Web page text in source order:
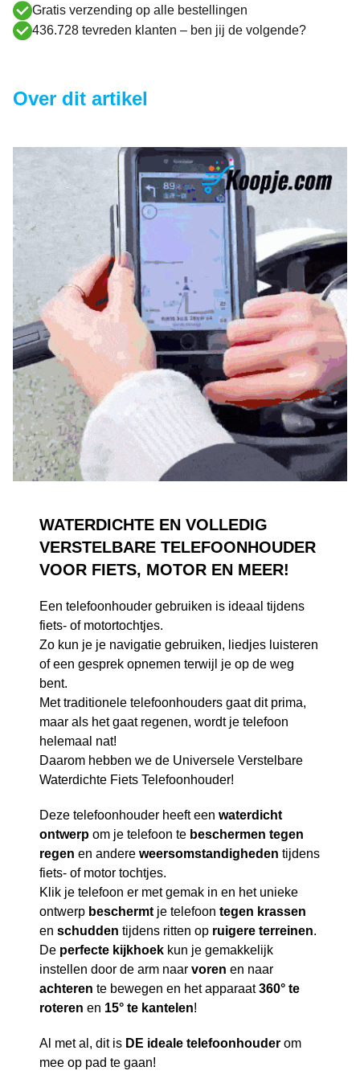
Gratis verzending op alle bestellingen
436.728 tevreden klanten – ben jij de volgende?
Over dit artikel
WATERDICHTE EN VOLLEDIG
VERSTELBARE TELEFOONHOUDER
VOOR FIETS, MOTOR EN MEER!
Een telefoonhouder gebruiken is ideaal tijdens
fiets- of motortochtjes.
Zo kun je je navigatie gebruiken, liedjes luisteren
of een gesprek opnemen terwijl je op de weg
bent.
Met traditionele telefoonhouders gaat dit prima,
maar als het gaat regenen, wordt je telefoon
helemaal nat!
Daarom hebben we de Universele Verstelbare
Waterdichte Fiets Telefoonhouder!
Deze telefoonhouder heeft eenwaterdicht
ontwerp om je telefoon te beschermen tegen
regen en andereweersomstandigheden tijdens
fiets- of motor tochtjes.
Klik je telefoon er met gemak in en het unieke
ontwerp beschermt je telefoontegen krassen
enschudden tijdens ritten op ruigere terreinen.
De perfecte kijkhoek kun je gemakkelijk
instellen door de arm naarvoren en naar
achteren te bewegen en het apparaat360° te
roteren en 15° te kantelen!
Al met al, dit is DE ideale telefoonhouder om
mee op pad te gaan!